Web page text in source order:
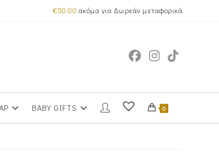
€50.00 ακόμα για Δωρεάν μεταφορικά
BABY GIFTS 0